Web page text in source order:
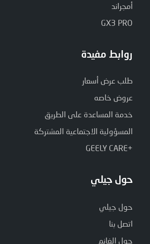
أمجراند
GX3 PRO
روابط مفيدة
طلب عرض أسعار
عروض خاصه
خدمة المساعدة على الطريق
المسؤولية الاجتماعية المشتركة
+GEELY CARE
حول جيلي
حول جيلي
اتصل بنا
حول الغانم